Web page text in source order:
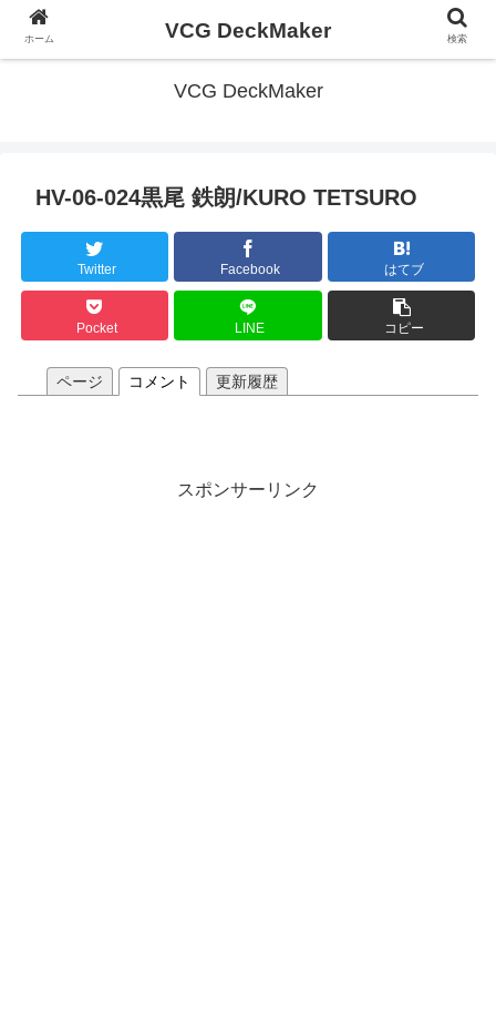
VCG DeckMaker
HV-06-024黒尾 鉄朗/KURO TETSURO
Twitter Facebook はてブ
Pocket LINE コピー
ページ コメント 更新履歴
スポンサーリンク
ホーム VCG DeckMaker 検索